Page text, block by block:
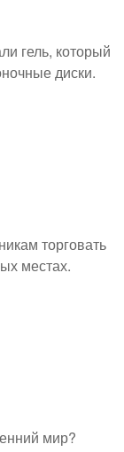
гель, который
диски.
торговать
местах.
мир?